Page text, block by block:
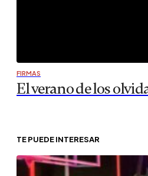
FIRMAS
El verano de los
TE PUEDE INTERESAR